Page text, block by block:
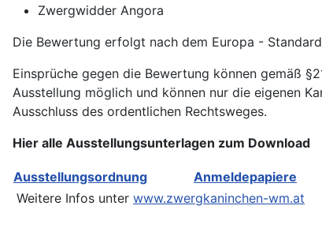
Zwergwidder Angora
Die Bewertung erfolgt nach dem Europa -
Einsprüche gegen die Bewertung können gemäß
Ausstellung möglich und können nur die eigenen
Ausschluss des ordentlichen Rechtsweges.
Hier alle Ausstellungsunterlagen zum Download
Ausstellungsordnung Anmeldepapiere
Weitere Infos unter www.zwergkaninchen-wm.at